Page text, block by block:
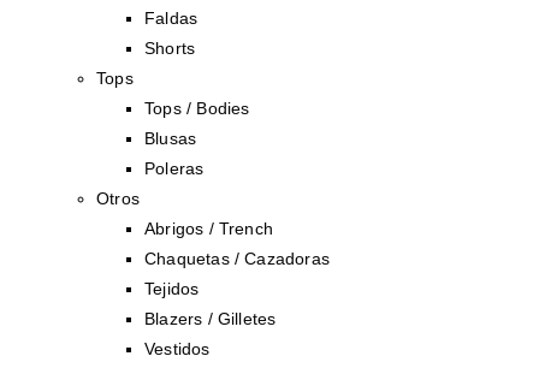
Faldas
Shorts
Tops
Tops / Bodies
Blusas
Poleras
Otros
Abrigos / Trench
Chaquetas / Cazadoras
Tejidos
Blazers / Gilletes
Vestidos